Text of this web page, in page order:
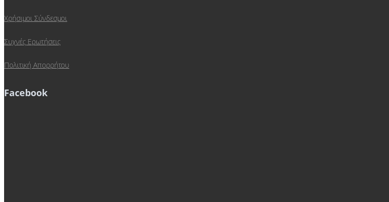
Χρήσιμοι Σύνδεσμοι
Συχνές Ερωτήσεις
Πολιτική Απορρήτου
Facebook